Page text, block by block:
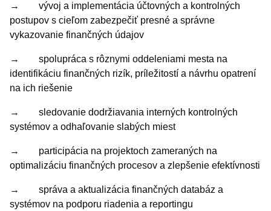
→ vývoj a implementácia účtovných a kontrolných
postupov s cieľom zabezpečiť presné a správne
vykazovanie finančných údajov
→ spolupráca s rôznymi oddeleniami mesta na
identifikáciu finančných rizík, príležitostí a návrhu opatrení
na ich riešenie
→ sledovanie dodržiavania interných kontrolných
systémov a odhaľovanie slabých miest
→ participácia na projektoch zameraných na
optimalizáciu finančných procesov a zlepšenie efektívnosti
→ správa a aktualizácia finančných databáz a
systémov na podporu riadenia a reportingu